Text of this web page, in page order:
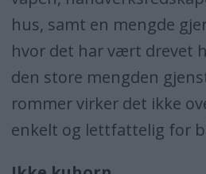
hus, samt en mengde
hvor det har vært drevet
den store mengden
rommer virker det ikke
enkelt og lettfattelig for